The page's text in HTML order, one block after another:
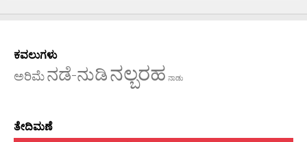
ಕವಲುಗಳು
ಅರಿಮೆನಡೆ-ನುಡಿನಲ್ಬರಹ ನಾಡು
ತೇದಿಮಣೆ